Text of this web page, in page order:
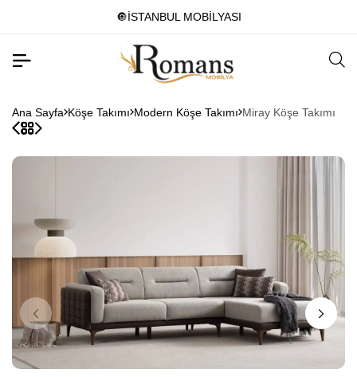
🔘İSTANBUL MOBİLYASI
Ana Sayfa Köşe Takımı Modern Köşe Takımı Miray Köşe Takımı